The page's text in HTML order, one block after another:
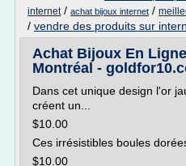
internet/ achat bijoux internet /
/ vendre des produits sur
Achat Bijoux En
Montréal -
Dans cet unique design l'or
créent un...
$10.00
Ces irrésistibles boules
$10.00